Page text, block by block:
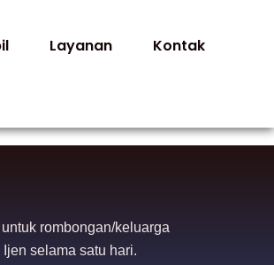
Layanan Kontak
rombongan/keluarga
selama satu hari.